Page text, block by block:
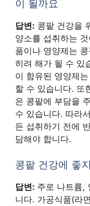
이 될까요
답변: 콩팥 건강을
양소를 섭취하는
품이나 영양제는
히려 해가 될 수 있
이 함유된 영양제
할 수 있습니다. 또
은 콩팥에 부담을
수 있습니다. 따라
든 섭취하기 전에
담해야 합니다.
콩팥 건강에 좋
답변: 주로 나트륨,
니다. 가공식품(라